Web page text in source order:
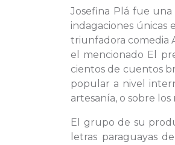
Josefina Plá fue
indagaciones únicas
triunfadora comedia
el mencionado El
cientos de cuentos
popular a nivel
artesanía, o sobre
El grupo de su
letras paraguayas